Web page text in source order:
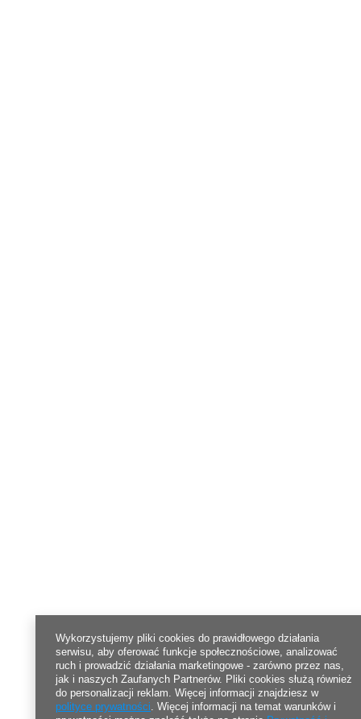
Wykorzystujemy pliki cookies do prawidłowego działania
serwisu, aby oferować funkcje społecznościowe, analizować
ruch i prowadzić działania marketingowe - zarówno przez nas,
jak i naszych Zaufanych Partnerów. Pliki cookies służą również
do personalizacji reklam. Więcej informacji znajdziesz w
polityce prywatności. Więcej informacji na temat warunków i